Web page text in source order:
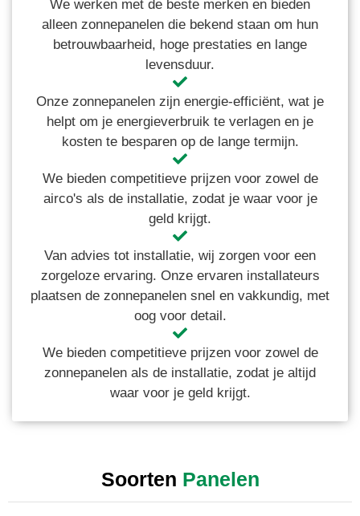
We werken met de beste merken en bieden
alleen zonnepanelen die bekend staan om hun
betrouwbaarheid, hoge prestaties en lange
levensduur.
Onze zonnepanelen zijn energie-efficiënt, wat je
helpt om je energieverbruik te verlagen en je
kosten te besparen op de lange termijn.
We bieden competitieve prijzen voor zowel de
airco's als de installatie, zodat je waar voor je
geld krijgt.
Van advies tot installatie, wij zorgen voor een
zorgeloze ervaring. Onze ervaren installateurs
plaatsen de zonnepanelen snel en vakkundig, met
oog voor detail.
We bieden competitieve prijzen voor zowel de
zonnepanelen als de installatie, zodat je altijd
waar voor je geld krijgt.
Soorten Panelen